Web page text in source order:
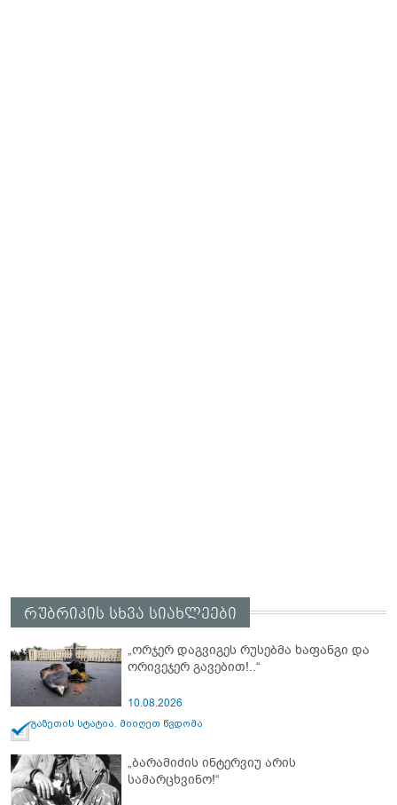
რუბრიკის სხვა სიახლეები
„ორჯერ დაგვიგეს რუსებმა ხაფანგი და
ორივეჯერ გავებით!..“
10.08.2026
გაზეთის სტატია. მიიღეთ წვდომა
„ბარამიძის ინტერვიუ არის
სამარცხვინო!“